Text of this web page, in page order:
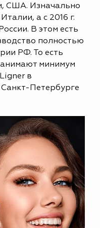
США. Изначально
а с 2016 г.
В этом есть
полностью
РФ. То есть
минимум
в
Петербурге